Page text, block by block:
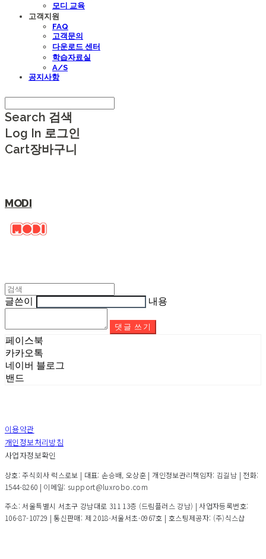
모디 교육
고객지원
FAQ
고객문의
다운로드 센터
학습자료실
A/S
공지사항
Search 검색
Log In 로그인
Cart장바구니
MODI
글쓴이 내용
댓글 쓰기
페이스북
카카오톡
네이버 블로그
밴드
이용약관
개인정보처리방침
사업자정보확인
상호: 주식회사 럭스로보 | 대표: 손승배, 오상훈 | 개인정보관리책임자: 김길남 | 전화:
1544-8260 | 이메일: support@luxrobo.com
주소: 서울특별시 서초구 강남대로 311 13층 (드림플러스 강남) | 사업자등록번호:
106-87-10729 | 통신판매: 제 2018-서울서초-0967호 | 호스팅제공자: (주)식스샵